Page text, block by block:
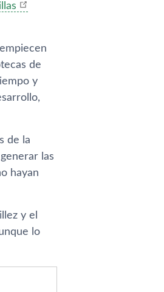
de
y
de la
las
hayan
y el
lo